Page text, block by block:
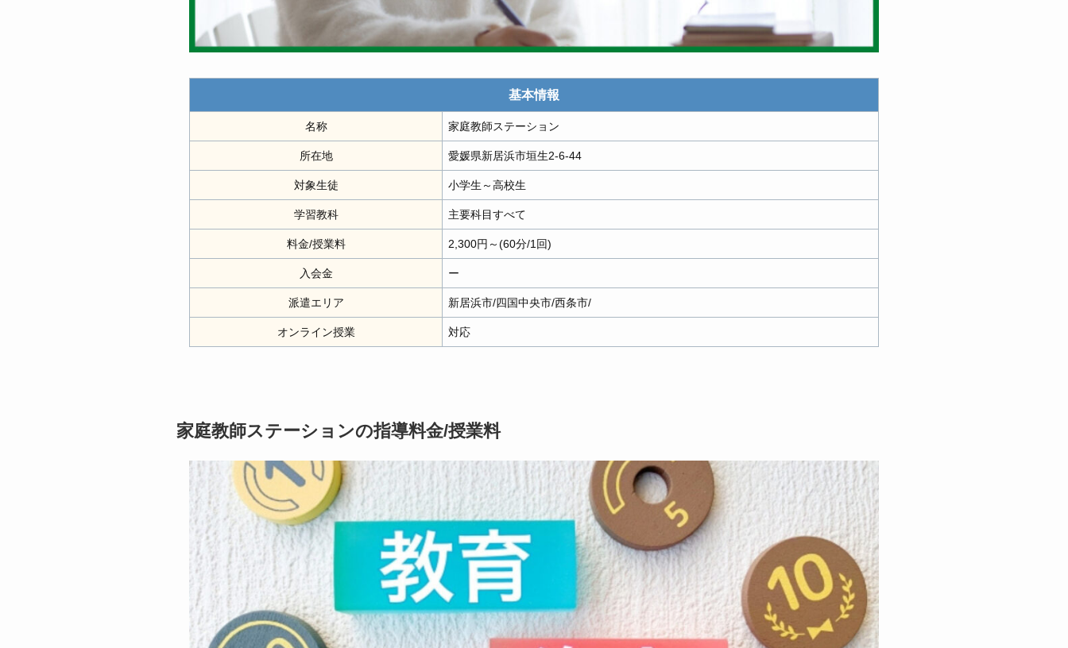
基本情報
名称 家庭教師ステーション
所在地 愛媛県新居浜市垣生2-6-44
対象生徒 小学生～高校生
学習教科 主要科目すべて
料金/授業料 2,300円～(60分/1回)
入会金 ー
派遣エリア 新居浜市/四国中央市/西条市/
オンライン授業 対応
家庭教師ステーションの指導料金/授業料